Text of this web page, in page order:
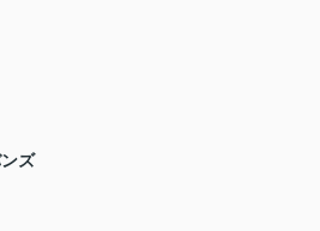
ズ